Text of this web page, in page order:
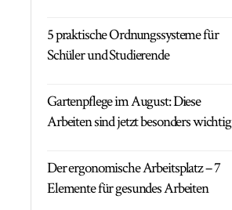
5 praktische Ordnungssysteme für
Schüler und Studierende
Gartenpflege im August: Diese
Arbeiten sind jetzt besonders wichtig
Der ergonomische Arbeitsplatz – 7
Elemente für gesundes Arbeiten